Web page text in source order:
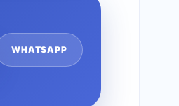
WHATSAPP